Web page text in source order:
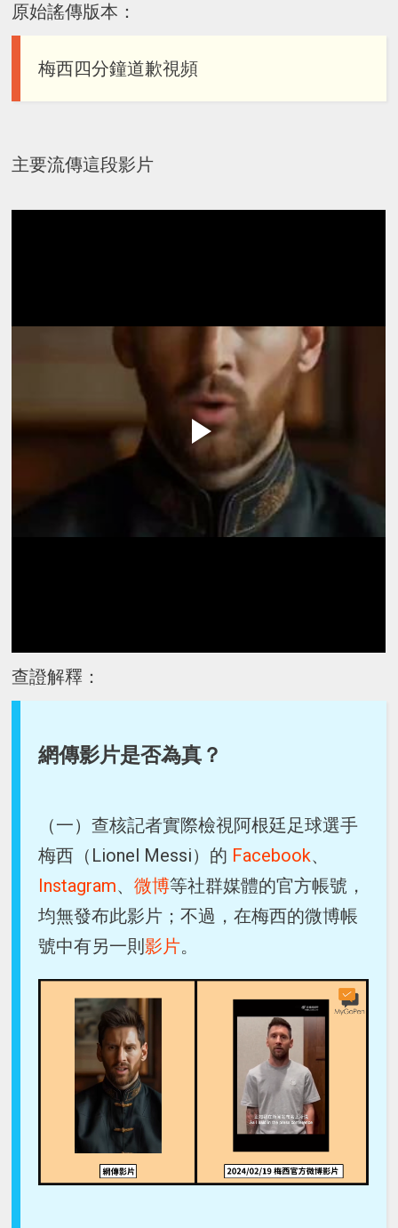
原始謠傳版本：
梅西四分鐘道歉視頻
主要流傳這段影片
查證解釋：
網傳影片是否為真？
（一）查核記者實際檢視阿根廷足球選手
梅西（Lionel Messi）的 Facebook、
Instagram、微博等社群媒體的官方帳號，
均無發布此影片；不過，在梅西的微博帳
號中有另一則影片。